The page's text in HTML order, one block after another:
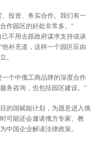
投资、务实合作。我们有一
作园区的好处非常多。”
不用去跟政府谋求支持或谈
补充道，这样一个园区应由
。
个中俄工商品牌的深度合作
务咨询，也包括园区建设。”
的国赋能计划，为愿意进入俄
可能还会邀请俄方专家、教
中国企业解读法律政策。